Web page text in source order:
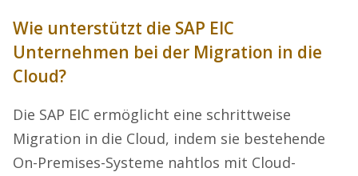
Wie unterstützt die SAP EIC
Unternehmen bei der Migration in die
Cloud?
Die SAP EIC ermöglicht eine schrittweise
Migration in die Cloud, indem sie bestehende
On-Premises-Systeme nahtlos mit Cloud-